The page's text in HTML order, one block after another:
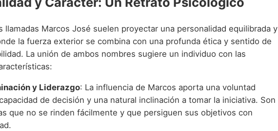
llamadas Marcos José suelen proyectar una personalidad equilibrada y
la fuerza exterior se combina con una profunda ética y sentido de
La unión de ambos nombres sugiere un individuo con las
y Liderazgo: La influencia de Marcos aporta una voluntad
de decisión y una natural inclinación a tomar la iniciativa. Son
que no se rinden fácilmente y que persiguen sus objetivos con